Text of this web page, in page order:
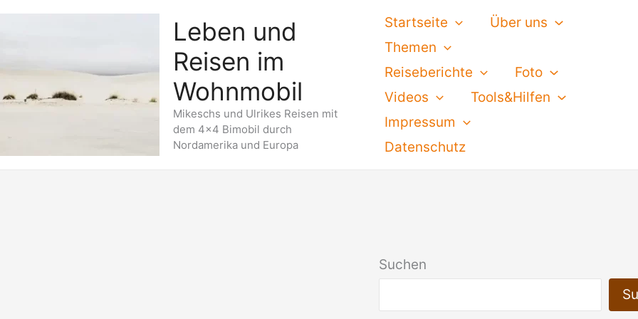
Leben und
Reisen im
Wohnmobil
Mikeschs und Ulrikes Reisen mit
dem 4x4 Bimobil durch
Nordamerika und Europa
Startseite
Über uns
Themen
Reiseberichte
Foto
Videos
Tools&Hilfen
Impressum
Datenschutz
Suchen